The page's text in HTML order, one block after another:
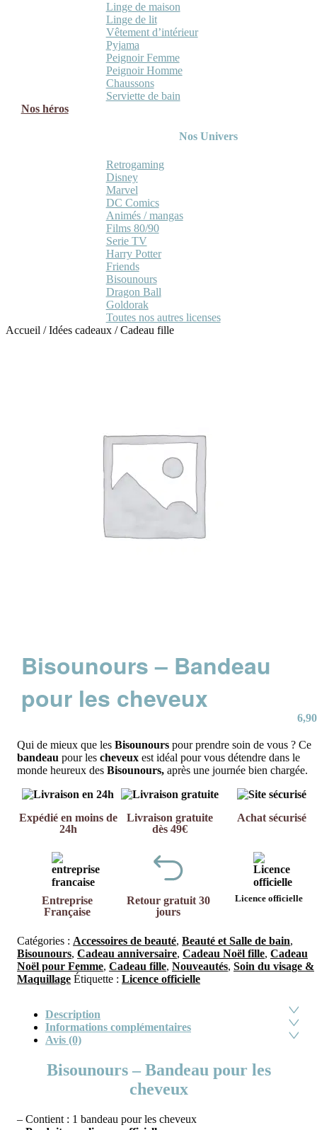
Linge de maison
Linge de lit
Vêtement d’intérieur
Pyjama
Peignoir Femme
Peignoir Homme
Chaussons
Serviette de bain
Nos héros
Nos Univers
Retrogaming
Disney
Marvel
DC Comics
Animés / mangas
Films 80/90
Serie TV
Harry Potter
Friends
Bisounours
Dragon Ball
Goldorak
Toutes nos autres licenses
Accueil /Idées cadeaux /Cadeau fille
Bisounours – Bandeau
pour les cheveux
6,90
Qui de mieux que les Bisounours pour prendre soin de vous ? Ce
bandeau pour les cheveux est idéal pour vous détendre dans le
monde heureux des Bisounours, après une journée bien chargée.
Expédié en moins de
24h
Livraison gratuite
dès 49€
Achat sécurisé
Entreprise
Française
Retour gratuit 30
jours
Licence officielle
Catégories : Accessoires de beauté, Beauté et Salle de bain,
Bisounours, Cadeau anniversaire, Cadeau Noël fille, Cadeau
Noël pour Femme, Cadeau fille, Nouveautés, Soin du visage &
Maquillage Étiquette : Licence officielle
Description
Informations complémentaires
Avis (0)
Bisounours – Bandeau pour les
cheveux
– Contient : 1 bandeau pour les cheveux